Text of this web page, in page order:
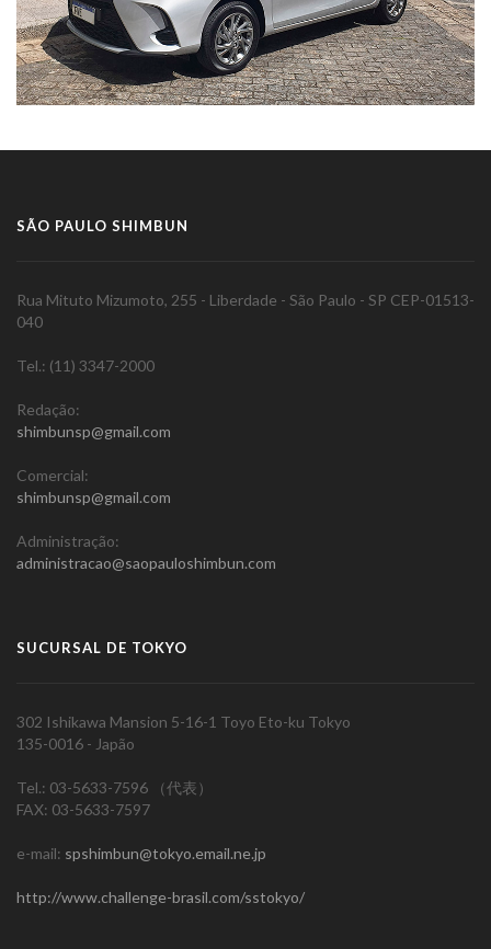
SÃO PAULO SHIMBUN
Rua Mituto Mizumoto, 255 - Liberdade - São Paulo - SP CEP-01513-
040
Tel.: (11) 3347-2000
Redação:
shimbunsp@gmail.com
Comercial:
shimbunsp@gmail.com
Administração:
administracao@saopauloshimbun.com
SUCURSAL DE TOKYO
302 Ishikawa Mansion 5-16-1 Toyo Eto-ku Tokyo
135-0016 - Japão
Tel.: 03-5633-7596 （代表）
FAX: 03-5633-7597
e-mail: spshimbun@tokyo.email.ne.jp
http://www.challenge-brasil.com/sstokyo/